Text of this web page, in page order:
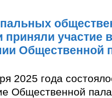
приняли участие
Общественной
2025 года
Общественной